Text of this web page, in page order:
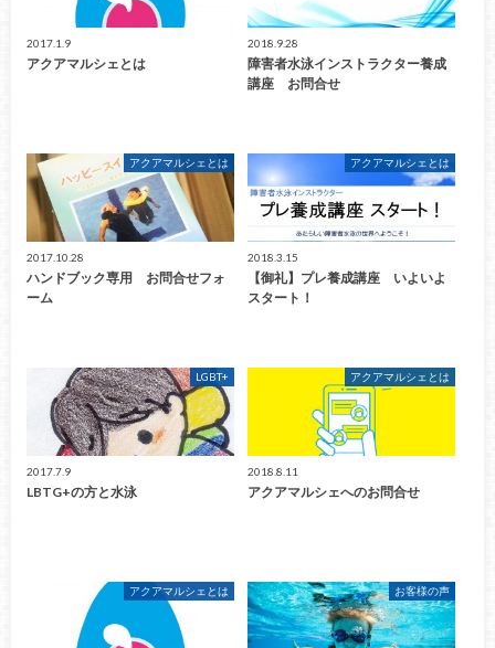
2017.1.9
アクアマルシェとは
2018.9.28
障害者水泳インストラクター養成
講座 お問合せ
アクアマルシェとは
2017.10.28
ハンドブック専用 お問合せフォ
ーム
アクアマルシェとは
2018.3.15
【御礼】プレ養成講座 いよいよ
スタート！
LGBT+
2017.7.9
LBTG+の方と水泳
アクアマルシェとは
2018.8.11
アクアマルシェへのお問合せ
アクアマルシェとは お客様の声